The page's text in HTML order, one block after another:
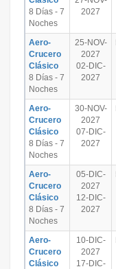
8 Días - 7
Noches
2027
Aero-
Crucero
Clásico
8 Días - 7
Noches
25-NOV-
2027
02-DIC-
2027
Aero-
Crucero
Clásico
8 Días - 7
Noches
30-NOV-
2027
07-DIC-
2027
Aero-
Crucero
Clásico
8 Días - 7
Noches
05-DIC-
2027
12-DIC-
2027
Aero-
Crucero
Clásico
10-DIC-
2027
17-DIC-